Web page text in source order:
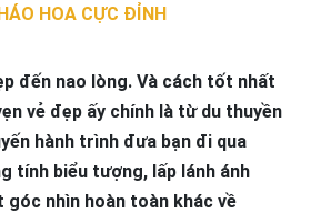
HOA CỰC ĐỈNH
đến nao lòng. Và cách tốt nhất
vẻ đẹp ấy chính là từ du thuyền
hành trình đưa bạn đi qua
tính biểu tượng, lấp lánh ánh
góc nhìn hoàn toàn khác về